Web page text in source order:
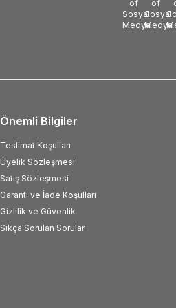
Önemli Bilgiler
Teslimat Koşulları
Üyelik Sözleşmesi
Satış Sözleşmesi
Garanti ve İade Koşulları
Gizlilik ve Güvenlik
Sıkça Sorulan Sorular